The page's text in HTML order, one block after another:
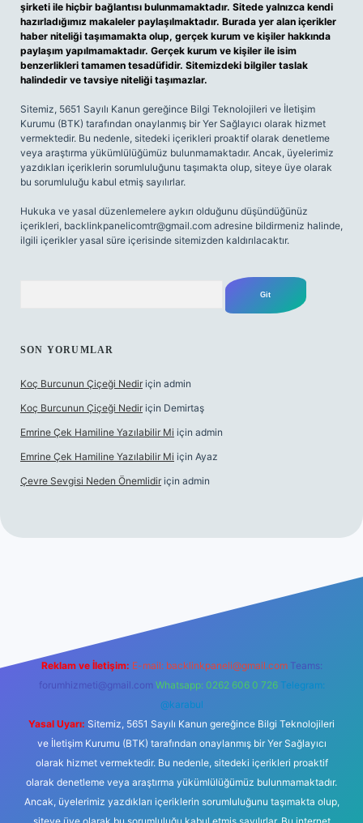
şirketi ile hiçbir bağlantısı bulunmamaktadır. Sitede yalnızca kendi
hazırladığımız makaleler paylaşılmaktadır. Burada yer alan içerikler
haber niteliği taşımamakta olup, gerçek kurum ve kişiler hakkında
paylaşım yapılmamaktadır. Gerçek kurum ve kişiler ile isim
benzerlikleri tamamen tesadüfidir. Sitemizdeki bilgiler taslak
halindedir ve tavsiye niteliği taşımazlar.
Sitemiz, 5651 Sayılı Kanun gereğince Bilgi Teknolojileri ve İletişim
Kurumu (BTK) tarafından onaylanmış bir Yer Sağlayıcı olarak hizmet
vermektedir. Bu nedenle, sitedeki içerikleri proaktif olarak denetleme
veya araştırma yükümlülüğümüz bulunmamaktadır. Ancak, üyelerimiz
yazdıkları içeriklerin sorumluluğunu taşımakta olup, siteye üye olarak
bu sorumluluğu kabul etmiş sayılırlar.
Hukuka ve yasal düzenlemelere aykırı olduğunu düşündüğünüz
içerikleri, backlinkpanelicomtr@gmail.com adresine bildirmeniz halinde,
ilgili içerikler yasal süre içerisinde sitemizden kaldırılacaktır.
SON YORUMLAR
Koç Burcunun Çiçeği Nedir için admin
Koç Burcunun Çiçeği Nedir için Demirtaş
Emrine Çek Hamiline Yazılabilir Mi için admin
Emrine Çek Hamiline Yazılabilir Mi için Ayaz
Çevre Sevgisi Neden Önemlidir için admin
Reklam ve İletişim: E-mail: backlinkpaneli@gmail.com Teams:
forumhizmeti@gmail.com Whatsapp: 0262 606 0 726 Telegram:
@karabul
Yasal Uyarı: Sitemiz, 5651 Sayılı Kanun gereğince Bilgi Teknolojileri
ve İletişim Kurumu (BTK) tarafından onaylanmış bir Yer Sağlayıcı
olarak hizmet vermektedir. Bu nedenle, sitedeki içerikleri proaktif
olarak denetleme veya araştırma yükümlülüğümüz bulunmamaktadır.
Ancak, üyelerimiz yazdıkları içeriklerin sorumluluğunu taşımakta olup,